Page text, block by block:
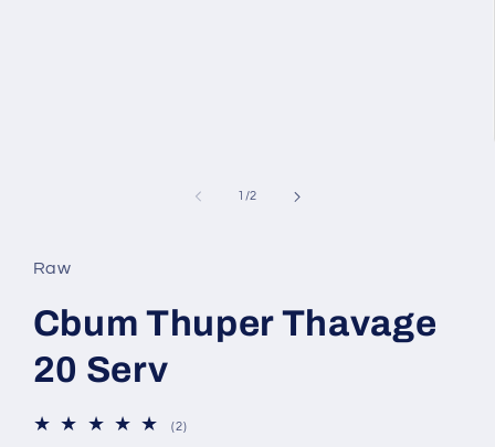
/de
2
Raw
Cbum Thuper Thavage
20 Serv
(2)2